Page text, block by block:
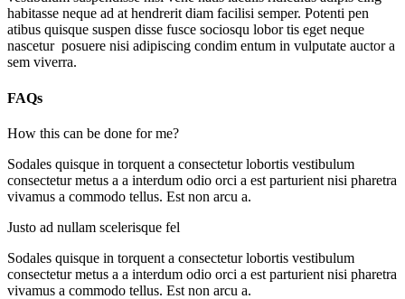
habitasse neque ad at hendrerit diam facilisi semper. Potenti pen
atibus quisque suspen disse fusce sociosqu lobor tis eget neque
nascetur posuere nisi adipiscing condim entum in vulputate auctor a
sem viverra.
FAQs
How this can be done for me?
Sodales quisque in torquent a consectetur lobortis vestibulum
consectetur metus a a interdum odio orci a est parturient nisi pharetra
vivamus a commodo tellus. Est non arcu a.
Justo ad nullam scelerisque fel
Sodales quisque in torquent a consectetur lobortis vestibulum
consectetur metus a a interdum odio orci a est parturient nisi pharetra
vivamus a commodo tellus. Est non arcu a.